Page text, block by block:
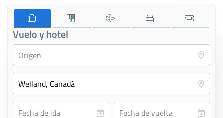
Vuelo y hotel